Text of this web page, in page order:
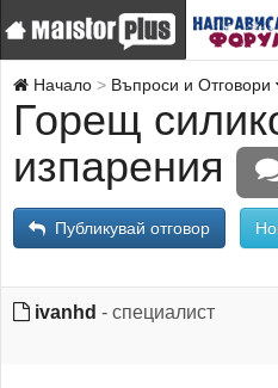
Начало Въпроси и Отговори
Горещ
изпарения
Публикувай отговор
ivanhd - специалист